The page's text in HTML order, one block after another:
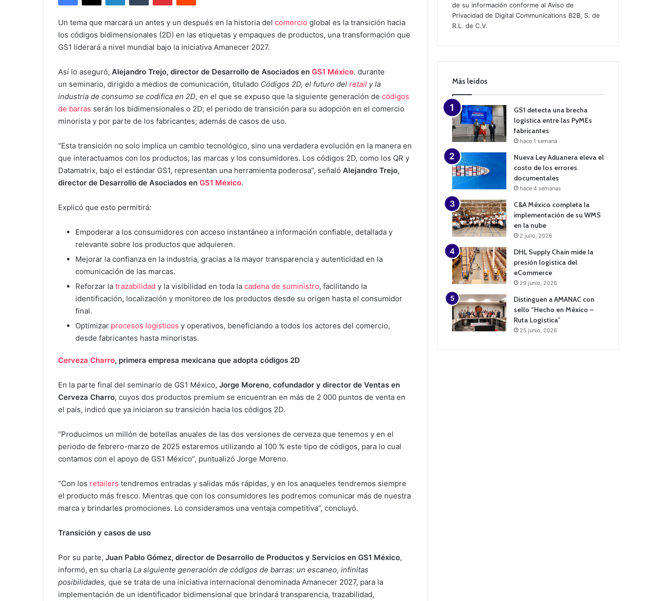
Un tema que marcará un antes y un después en la historia del comercio global es la transición hacia
los códigos bidimensionales (2D) en las etiquetas y empaques de productos, una transformación que
GS1 liderará a nivel mundial bajo la iniciativa Amanecer 2027.
Así lo aseguró, Alejandro Trejo, director de Desarrollo de Asociados en GS1 México. durante
un seminario, dirigido a medios de comunicación, titulado Códigos 2D, el futuro del retail y la
industria de consumo se codifica en 2D, en el que se expuso que la siguiente generación de códigos
de barras serán los bidimensionales o 2D; el periodo de transición para su adopción en el comercio
minorista y por parte de los fabricantes; además de casos de uso.
“Esta transición no solo implica un cambio tecnológico, sino una verdadera evolución en la manera en
que interactuamos con los productos, las marcas y los consumidores. Los códigos 2D, como los QR y
Datamatrix, bajo el estándar GS1, representan una herramienta poderosa”, señaló Alejandro Trejo,
director de Desarrollo de Asociados en GS1 México.
Explicó que esto permitirá:
Empoderar a los consumidores con acceso instantáneo a información confiable, detallada y
relevante sobre los productos que adquieren.
Mejorar la confianza en la industria, gracias a la mayor transparencia y autenticidad en la
comunicación de las marcas.
Reforzar la trazabilidad y la visibilidad en toda la cadena de suministro, facilitando la
identificación, localización y monitoreo de los productos desde su origen hasta el consumidor
final.
Optimizar procesos logísticos y operativos, beneficiando a todos los actores del comercio,
desde fabricantes hasta minoristas.
Cerveza Charro, primera empresa mexicana que adopta códigos 2D
En la parte final del seminario de GS1 México, Jorge Moreno, cofundador y director de Ventas en
Cerveza Charro, cuyos dos productos premium se encuentran en más de 2 000 puntos de venta en
el país, indicó que ya iniciaron su transición hacia los códigos 2D.
“Producimos un millón de botellas anuales de las dos versiones de cerveza que tenemos y en el
periodo de febrero-marzo de 2025 estaremos utilizando al 100 % este tipo de códigos, para lo cual
contamos con el apoyo de GS1 México”, puntualizó Jorge Moreno.
“Con los retailers tendremos entradas y salidas más rápidas, y en los anaqueles tendremos siempre
el producto más fresco. Mientras que con los consumidores les podremos comunicar más de nuestra
marca y brindarles promociones. Lo consideramos una ventaja competitiva”, concluyó.
Transición y casos de uso
Por su parte, Juan Pablo Gómez, director de Desarrollo de Productos y Servicios en GS1 México,
informó, en su charla La siguiente generación de códigos de barras: un escaneo, infinitas
posibilidades, que se trata de una iniciativa internacional denominada Amanecer 2027, para la
implementación de un identificador bidimensional que brindará transparencia, trazabilidad,
v
e
p
i
n
de su información conforme alAviso de
Privacidad de Digital Communications B2B, S. de
R.L. de C.V.
Más leidos
GS1 detecta una brecha
logística entre las PyMEs
fabricantes
hace 1 semana
Nueva Ley Aduanera eleva el
costo de los errores
documentales
hace 4 semanas
C&A México completa la
implementación de su WMS
en la nube
2 julio, 2026
DHL Supply Chain mide la
presión logística del
eCommerce
29 junio, 2026
Distinguen a AMANAC con
sello “Hecho en México –
Ruta Logística”
25 junio, 2026